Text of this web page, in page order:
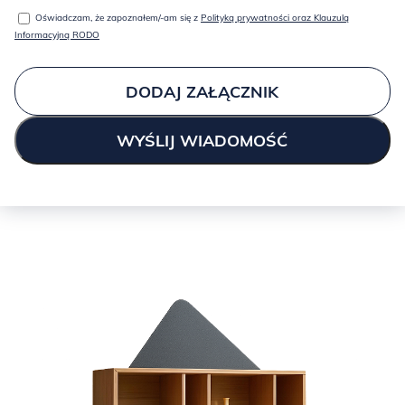
czworonogów,
-odporność na ścieranie jest ekstremalnie wysoka- 300 000 cykli
martindale’a,
-gramatura jest ekstremalnie wysoka 675 g/m2,
-skład poliester 100%,
-trudnopalność klasa 1.
Oświadczam, że zapoznałem/-am się z Polityką prywatności oraz Klauzulą
Informacyjną RODO
DODAJ ZAŁĄCZNIK